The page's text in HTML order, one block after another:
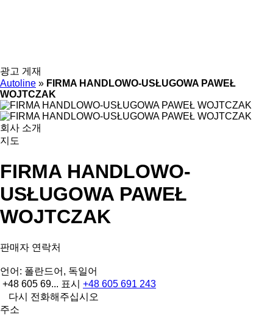
광고 게재
Autoline » FIRMA HANDLOWO-USŁUGOWA PAWEŁ
WOJTCZAK
회사 소개
지도
FIRMA HANDLOWO-
USŁUGOWA PAWEŁ
WOJTCZAK
판매자 연락처
언어: 폴란드어, 독일어
+48 605 69... 표시 +48 605 691 243
다시 전화해주십시오
주소